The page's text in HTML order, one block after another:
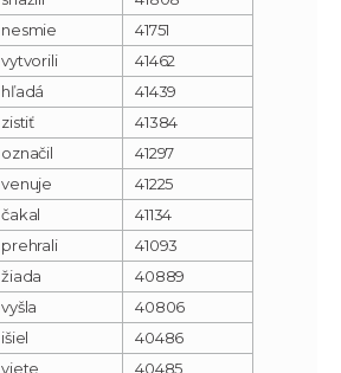
nesmie
41751
vytvorili
41462
hľadá
41439
zistiť
41384
označil
41297
venuje
41225
čakal
41134
prehrali
41093
žiada
40889
vyšla
40806
išiel
40486
viete
40485